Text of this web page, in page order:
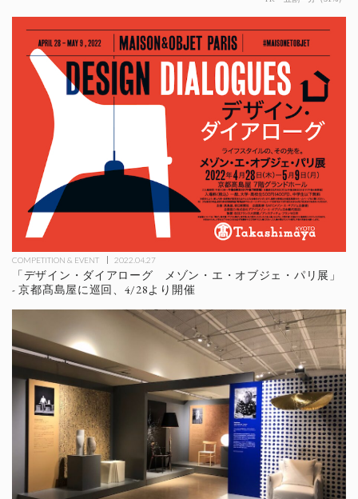
COMPETITION & EVENT 2022.04.27
「デザイン・ダイアローグ メゾン・エ・オブジェ・パリ展」
- 京都髙島屋に巡回、4/28より開催